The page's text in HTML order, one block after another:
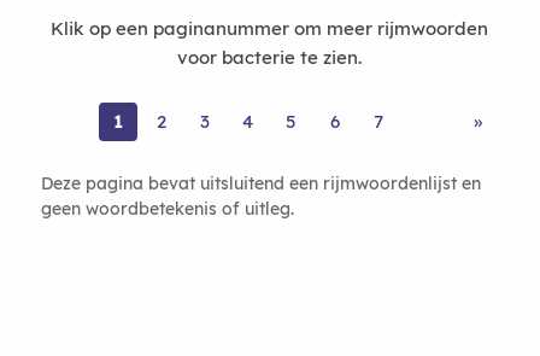
Klik op een paginanummer om meer rijmwoorden
voor bacterie te zien.
1 2 3 4 5 6 7 »
Deze pagina bevat uitsluitend een rijmwoordenlijst en
geen woordbetekenis of uitleg.